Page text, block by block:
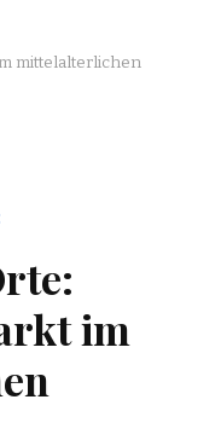
mittelalterlichen
im